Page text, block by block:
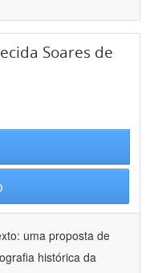
Soares de
uma proposta de
histórica da